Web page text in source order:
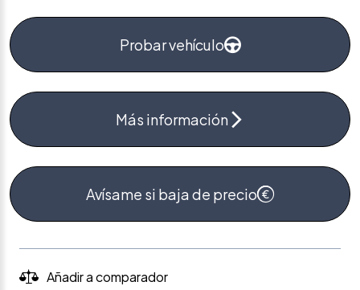
Probar vehículo
Más información
Avísame si baja de precio
Añadir a comparador